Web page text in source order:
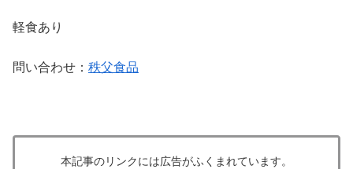
軽食あり
問い合わせ： 秩父食品
本記事のリンクには広告がふくまれています。